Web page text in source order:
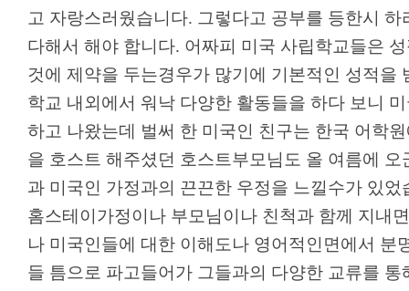
고 자랑스러웠습니다. 그렇다고 공부를 등한시
다해서 해야 합니다. 어짜피 미국 사립학교들은
것에 제약을 두는경우가 많기에 기본적인 성적을
학교 내외에서 워낙 다양한 활동들을 하다 보니
하고 나왔는데 벌써 한 미국인 친구는 한국 어학
을 호스트 해주셨던 호스트부모님도 올 여름에
과 미국인 가정과의 끈끈한 우정을 느낄수가 있었
홈스테이가정이나 부모님이나 친척과 함께 지내
나 미국인들에 대한 이해도나 영어적인면에서 분
들 틈으로 파고들어가 그들과의 다양한 교류를